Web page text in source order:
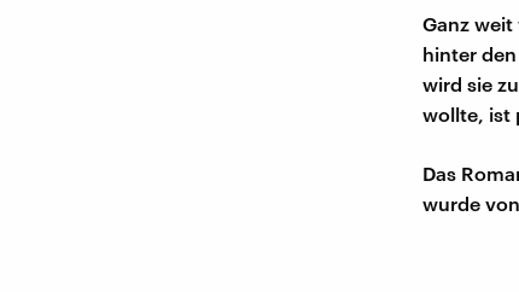
Ganz
hinter
wird sie
wollte, ist
Das
wurde